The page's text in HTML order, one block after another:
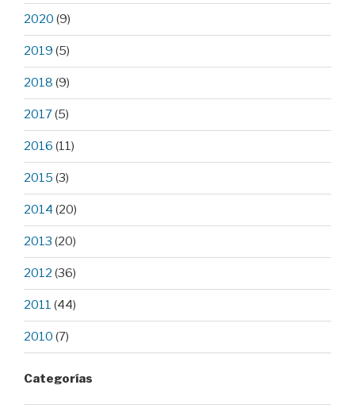
2020 (9)
2019 (5)
2018 (9)
2017(5)
2016 (11)
2015 (3)
2014 (20)
2013 (20)
2012 (36)
2011 (44)
2010 (7)
Categorías